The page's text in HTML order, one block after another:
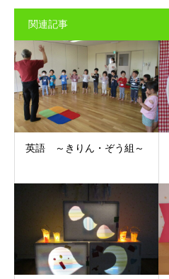
関連記事
英語 ～きりん・ぞう組～